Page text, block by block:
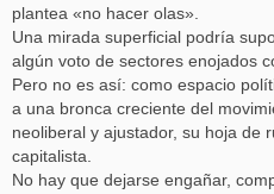
plantea «no hacer olas».
Una mirada superficial podría
algún voto de sectores enojados
Pero no es así: como espacio
a una bronca creciente del
neoliberal y ajustador, su hoja de
capitalista.
No hay que dejarse engañar,